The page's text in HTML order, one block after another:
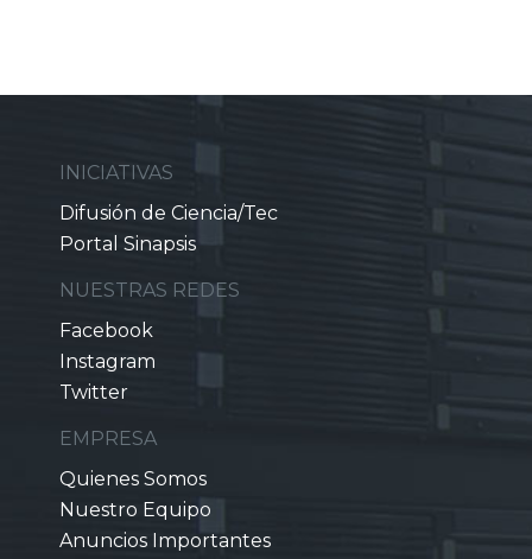
INICIATIVAS
Difusión de Ciencia/Tec
Portal Sinapsis
NUESTRAS REDES
Facebook
Instagram
Twitter
EMPRESA
Quienes Somos
Nuestro Equipo
Anuncios Importantes